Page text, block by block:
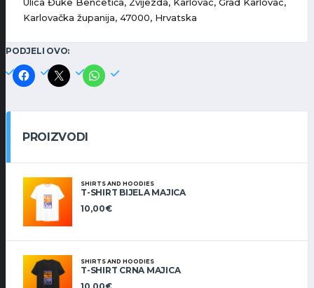
Karlovačka županija, 47000, Hrvatska
PODJELI OVO:
PROIZVODI
SHIRTS AND HOODIES
T-SHIRT BIJELA MAJICA
10,00€
SHIRTS AND HOODIES
T-SHIRT CRNA MAJICA